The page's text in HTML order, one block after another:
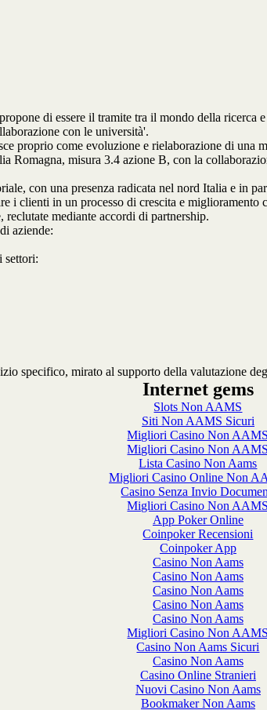
di essere il tramite tra il mondo della
con le università'.
proprio come evoluzione e rielaborazione di una
Romagna, misura 3.4 azione B, con la
con una presenza radicata nel nord Italia e in
i clienti in un processo di crescita e
mediante accordi di partnership.
aziende:
settori:
specifico, mirato al supporto della valutazione
Internet gems
Slots Non AAMS
Siti Non AAMS Sicuri
Migliori Casino Non AAMS
Migliori Casino Non AAMS
Lista Casino Non Aams
Migliori Casino Online Non
Casino Senza Invio
Migliori Casino Non AAMS
App Poker Online
Coinpoker Recensioni
Coinpoker App
Casino Non Aams
Casino Non Aams
Casino Non Aams
Casino Non Aams
Casino Non Aams
Migliori Casino Non AAMS
Casino Non Aams Sicuri
Casino Non Aams
Casino Online Stranieri
Nuovi Casino Non Aams
Bookmaker Non Aams